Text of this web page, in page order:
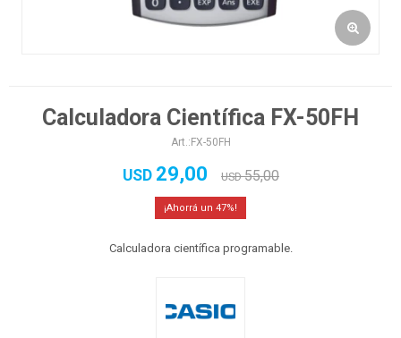
Calculadora Científica FX-50FH
FX-50FH
USD 29,00 USD 55,00
47
Calculadora científica programable.